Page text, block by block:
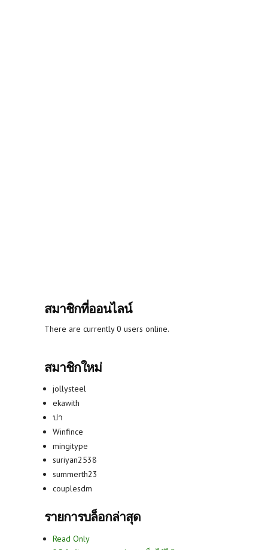
สมาชิกที่ออนไลน์
There are currently 0 users online.
สมาชิกใหม่
jollysteel
ekawith
ปา
Winfince
mingitype
suriyan2538
summerth23
couplesdm
รายการบล็อกล่าสุด
Read Only